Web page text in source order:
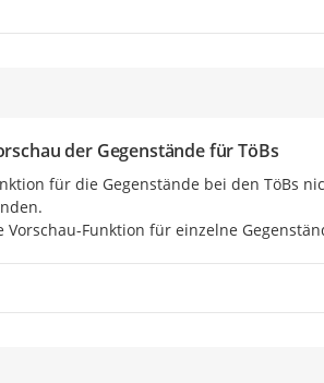
der Gegenstände für TöBs
für die Gegenstände bei den TöBs
Funktion für einzelne